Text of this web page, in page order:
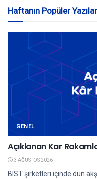
Haftanın Popüler
GENEL
Açıklanan Kar
3 AĞUSTOS 2026
BIST şirketleri içinde dün